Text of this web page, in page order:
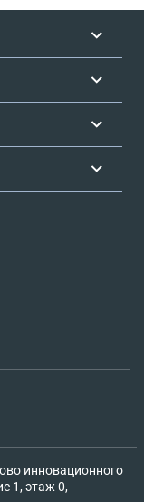
инновационного
1, этаж 0,